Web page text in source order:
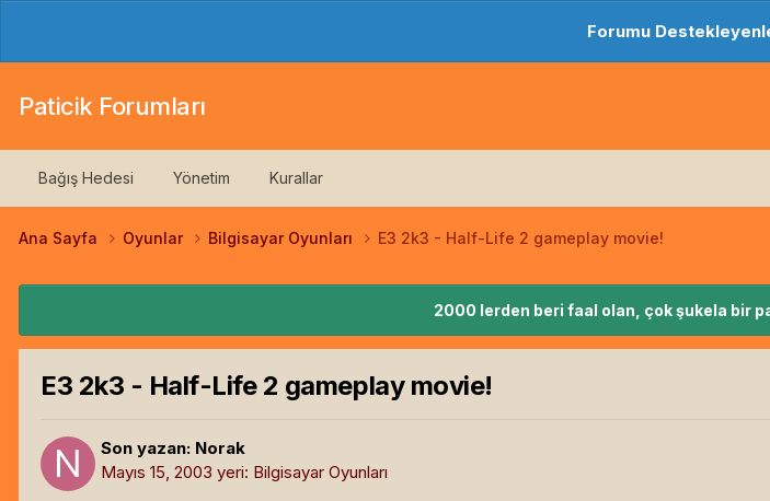
Forumu
Paticik Forumları
Bağış Hedesi Yönetim Kurallar
Ana Sayfa Oyunlar Bilgisayar Oyunları E3 2k3 - Half-Life 2 gameplay movie!
2000 lerden beri faal olan, çok şukela bir
E3 2k3 - Half-Life 2 gameplay movie!
Son yazan: Norak
Mayıs 15, 2003 yeri: Bilgisayar Oyunları